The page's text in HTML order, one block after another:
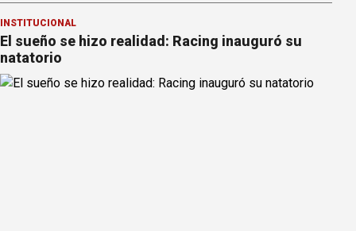
INSTITUCIONAL
El sueño se hizo realidad: Racing inauguró su
natatorio